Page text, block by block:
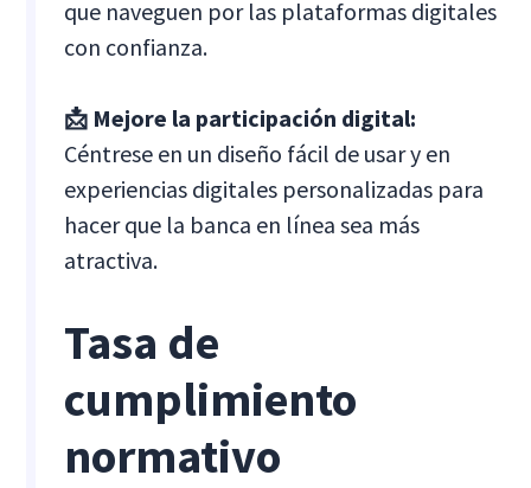
que naveguen por las plataformas digitales
con confianza.
📩 Mejore la participación digital:
Céntrese en un diseño fácil de usar y en
experiencias digitales personalizadas para
hacer que la banca en línea sea más
atractiva.
Tasa de
cumplimiento
normativo